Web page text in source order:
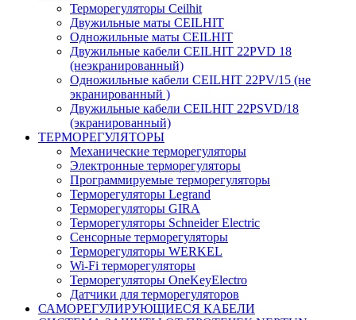
Терморегуляторы Ceilhit
Двужильные маты CEILHIT
Одножильные маты CEILHIT
Двужильные кабели CEILHIT 22PVD 18
(неэкранированный)
Одножильные кабели CEILHIT 22PV/15 (не
экранированный )
Двужильные кабели CEILHIT 22PSVD/18
(экранированный)
ТЕРМОРЕГУЛЯТОРЫ
Механические терморегуляторы
Электронные терморегуляторы
Программируемые терморегуляторы
Терморегуляторы Legrand
Терморегуляторы GIRA
Терморегуляторы Schneider Electric
Сенсорные терморегуляторы
Терморегуляторы WERKEL
Wi-Fi терморегуляторы
Терморегуляторы OneKeyElectro
Датчики для терморегуляторов
САМОРЕГУЛИРУЮЩИЕСЯ КАБЕЛИ